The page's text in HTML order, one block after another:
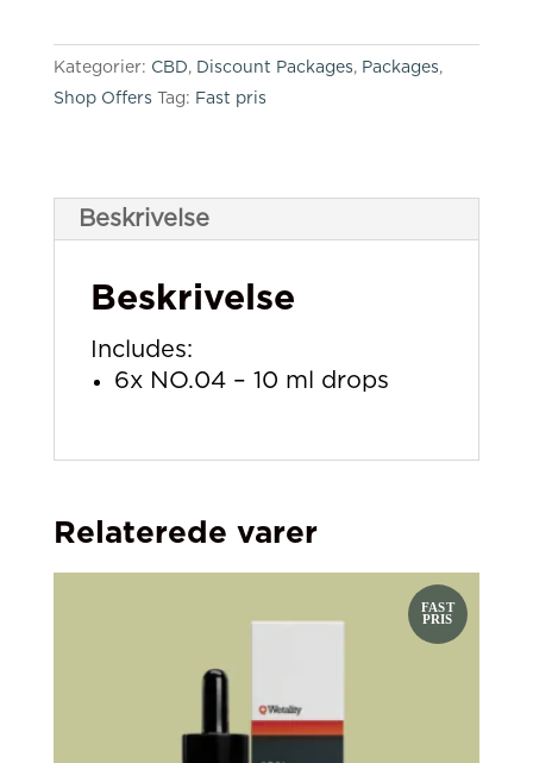
Kategorier: CBD, Discount Packages, Packages,
Shop Offers Tag: Fast pris
Beskrivelse
Beskrivelse
Includes:
6x NO.04 – 10 ml drops
Relaterede varer